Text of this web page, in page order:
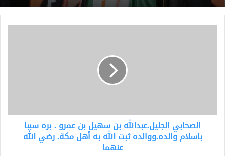
سببا
باسلام
والده.ووالده
الصحابي الجليل.عبدالله بن سهيل بن عمرو . بره سببا
باسلام والده.ووالده ثبت الله به أهل مكة. رضي الله
عنهما